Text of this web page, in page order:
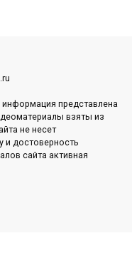
представлена
взяты из
не несет
и достоверность
сайта активная